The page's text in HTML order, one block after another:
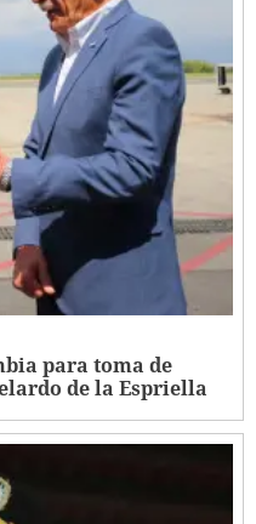
para toma de
de la Espriella